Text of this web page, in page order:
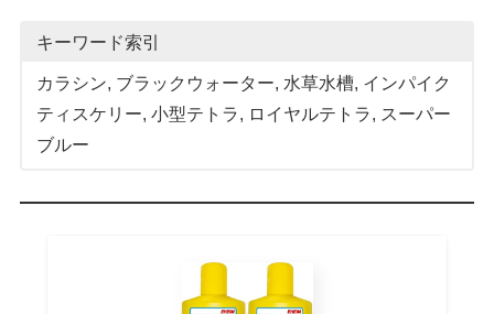
キーワード索引
カラシン, ブラックウォーター, 水草水槽, インパイク
ティスケリー, 小型テトラ, ロイヤルテトラ, スーパー
ブルー